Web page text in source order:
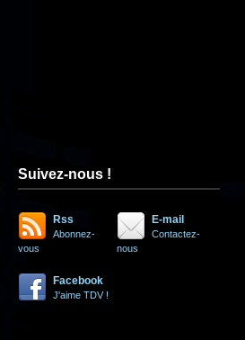
Suivez-nous !
Rss
Abonnez-
vous
E-mail
Contactez-
nous
Facebook
J'aime TDV !